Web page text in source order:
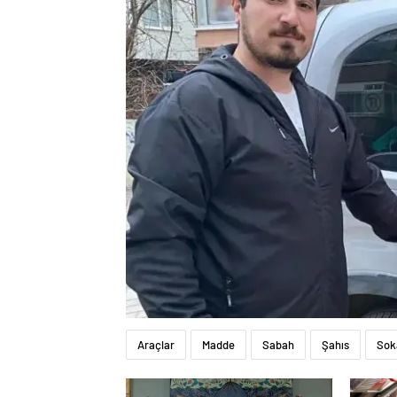
Araçlar Madde Sabah Şahıs